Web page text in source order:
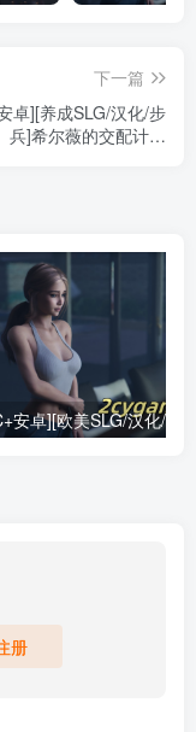
下一篇
卓][养成SLG/汉化/步
兵]希尔薇的交配计划
册